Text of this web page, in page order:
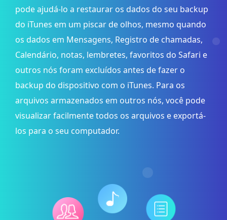
pode ajudá-lo a restaurar os dados do seu backup
do iTunes em um piscar de olhos, mesmo quando
os dados em Mensagens, Registro de chamadas,
Calendário, notas, lembretes, favoritos do Safari e
outros nós foram excluídos antes de fazer o
backup do dispositivo com o iTunes. Para os
arquivos armazenados em outros nós, você pode
visualizar facilmente todos os arquivos e exportá-
los para o seu computador.